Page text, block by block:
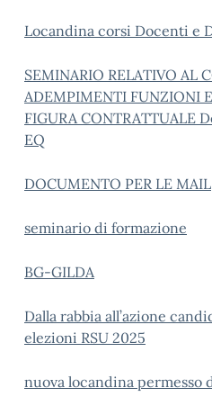
Locandina corsi Docenti e
SEMINARIO RELATIVO AL
ADEMPIMENTI FUNZIONI
FIGURA CONTRATTUALE
EQ
DOCUMENTO PER LE MAIL
seminario di formazione
BG-GILDA
Dalla rabbia all’azione
elezioni RSU 2025
nuova locandina permesso